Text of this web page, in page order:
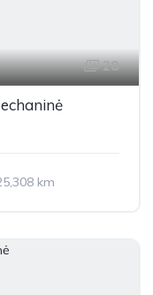
28
km